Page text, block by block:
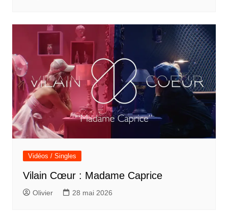
Vidéos / Singles
Vilain Cœur : Madame Caprice
Olivier 28 mai 2026